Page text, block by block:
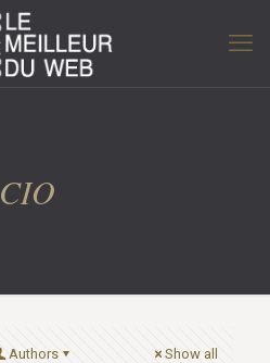
CIO
Authors Show all